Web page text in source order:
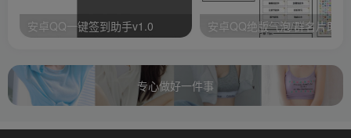
安卓QQ一键签到助手v1.0 安卓QQ绝版气泡/群名片助手
专心做好一件事